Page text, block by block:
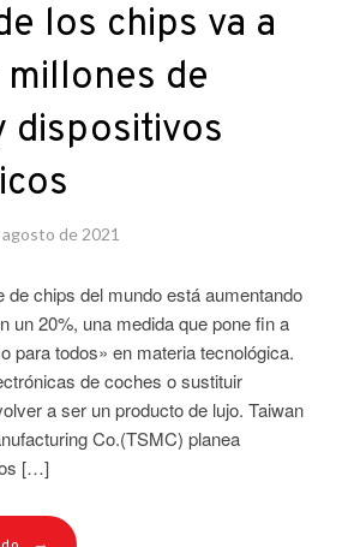
los chips va a
de
dispositivos
de 2021
de chips del mundo está aumentando
un 20%, una medida que pone fin a
para todos» en materia tecnológica.
de coches o sustituir
a ser un producto de lujo. Taiwan
Co.(TSMC) planea
[…]